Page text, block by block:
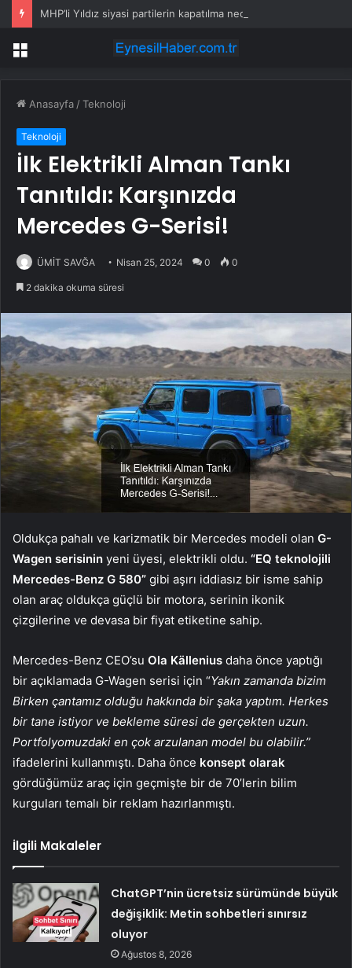
Menü
Anasayfa /Teknoloji
Teknoloji
İlk Elektrikli Alman Tankı
Tanıtıldı: Karşınızda
Mercedes G-Serisi!
ÜMİT SAVĞA Nisan 25, 2024 0 0
2 dakika okuma süresi
Oldukça pahalı ve karizmatik bir Mercedes modeli olan G-
Wagen serisinin yeni üyesi, elektrikli oldu. “EQ teknolojili
Mercedes-Benz G 580” gibi aşırı iddiasız bir isme sahip
olan araç oldukça güçlü bir motora, serinin ikonik
çizgilerine ve devasa bir fiyat etiketine sahip.
Mercedes-Benz CEO’su Ola Källenius daha önce yaptığı
bir açıklamada G-Wagen serisi için “Yakın zamanda bizim
Birken çantamız olduğu hakkında bir şaka yaptım. Herkes
bir tane istiyor ve bekleme süresi de gerçekten uzun.
Portfolyomuzdaki en çok arzulanan model bu olabilir.”
ifadelerini kullanmıştı. Daha önce konsept olarak
gördüğümüz araç için geçmişte bir de 70’lerin bilim
kurguları temalı bir reklam hazırlanmıştı.
İlgili Makaleler
ChatGPT’nin ücretsiz sürümünde büyük
değişiklik: Metin sohbetleri sınırsız
oluyor
Ağustos 8, 2026